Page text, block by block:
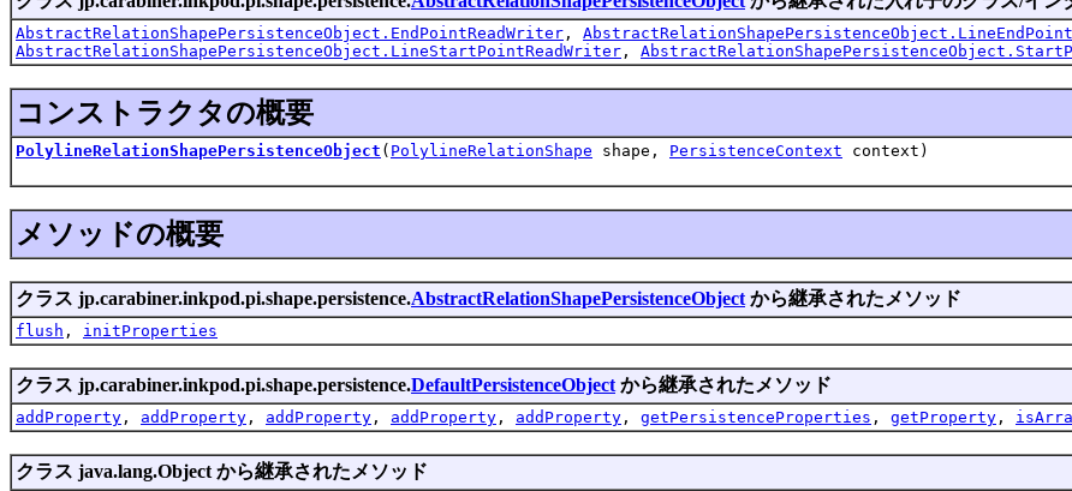
AbstractRelationShapePersistenceObject.EndPointReadWriter ,
AbstractRelationShapePersistenceObject.LineStartPointReadWriter ,
コンストラクタの概要
PolylineRelationShapePersistenceObject ( PolylineRelationShape shape, PersistenceContext context)
メソッドの概要
クラス jp.carabiner.inkpod.pi.shape.persistence.AbstractRelationShapePersistenceObject から継承されたメソッド
flush , initProperties
クラス jp.carabiner.inkpod.pi.shape.persistence.DefaultPersistenceObject から継承されたメソッド
addProperty , addProperty , addProperty , addProperty , addProperty , getPersistenceProperties , getProperty ,
クラス java.lang.Object から継承されたメソッド